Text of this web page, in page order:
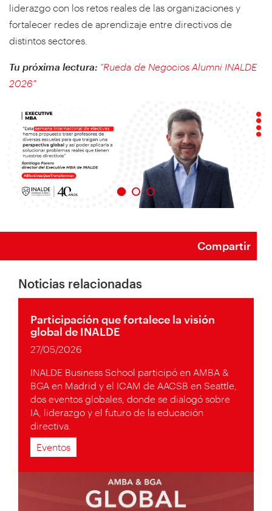
liderazgo con los retos reales de las organizaciones y
fortalecer redes de aprendizaje entre directivos de
distintos sectores.
Tu próxima lectura: "Rueda de Negocios Alumni INALDE
2026"
Compartir
Noticias relacionadas
Participación que fortalece la visión
global de INALDE
27/05/2026
INALDE Business School participó en AMBA &
BGA en Madrid y el ICAM de AACSB en Seattle,
dos eventos globales, donde se dialogó sobre
IA, liderazgo y el futuro de la educación
directiva.
Eventos